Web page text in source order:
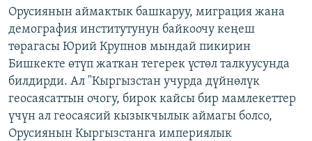
БИЗ ЖАНА ДҮЙНӨ
ДАНИСТЕ
ЭЖЕ-СИҢДИЛЕР
АЗАТТЫК+
ЫҢГАЙСЫЗ СУРООЛОР
Русский
ОНЛАЙН ШЕРИНЕ
Орусиянын аймактык башкаруу, миграция жана
демография институтунун байкоочу кеңеш
төрагасы Юрий Крупнов мындай пикирин
Бишкекте өтүп жаткан тегерек үстөл талкуусунда
билдирди. Ал "Кыргызстан учурда дүйнөлүк
геосаясаттын очогу, бирок кайсы бир мамлекеттер
үчүн ал геосаясий кызыкчылык аймагы болсо,
Орусиянын Кыргызстанга империялык